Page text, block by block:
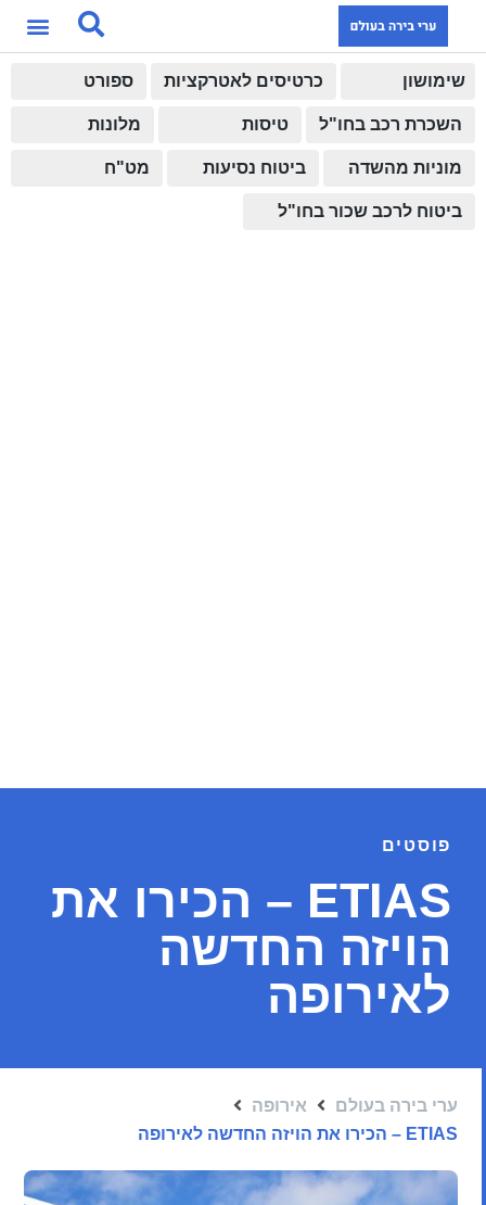
שימושון כרטיסים לאטרקציות ספורט
השכרת רכב בחו"ל טיסות מלונות
מוניות מהשדה ביטוח נסיעות מט"ח
ביטוח לרכב שכור בחו"ל
פוסטים
ETIAS – הכירו את
הויזה החדשה
לאירופה
ערי בירה בעולם
אירופה
ETIAS – הכירו את הויזה החדשה לאירופה